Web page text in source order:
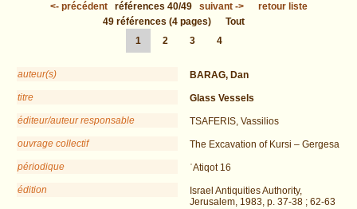
<- précédent références 40/49 suivant->
retour liste
49 références (4 pages)
Tout
1
2 3 4
auteur(s)
BARAG, Dan
titre
Glass Vessels
éditeur/auteur responsable
TSAFERIS, Vassilios
ouvrage collectif
The Excavation of Kursi – Gergesa
périodique
ʿAtiqot 16
édition
Israel Antiquities Authority,
Jerusalem, 1983, p. 37-38 ; 62-63